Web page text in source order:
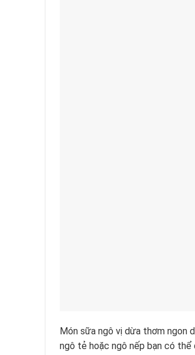
Món sữa ngô vị dừa thơm ngon
ngô tẻ hoặc ngô nếp bạn có